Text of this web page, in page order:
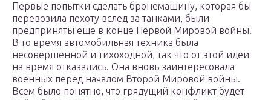
Первые попытки сделать бронемашину, которая бы
перевозила пехоту вслед за танками, были
предприняты еще в конце Первой Мировой войны.
В то время автомобильная техника была
несовершенной и тихоходной, так что от этой идеи
на время отказались. Она вновь заинтересовала
военных перед началом Второй Мировой войны.
Всем было понятно, что грядущий конфликт будет